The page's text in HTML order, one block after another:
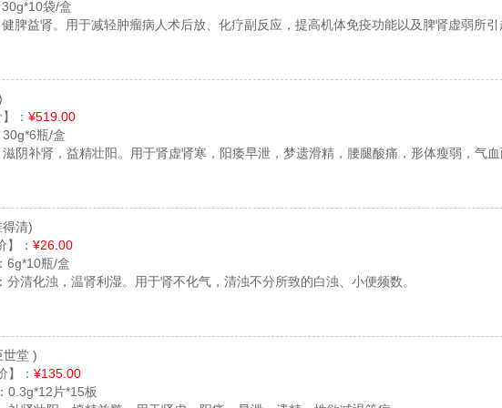
30g*10袋/盒
健脾益肾。用于减轻肿瘤病人术后放、化疗副反应，提高机体免疫功能以及脾肾虚弱所引
： ¥519.00
30g*6瓶/盒
滋阴补肾，益精壮阳。用于肾虚肾寒，阳痿早泄，梦遗滑精，腰腿酸痛，形体瘦弱，气血
得清)
】： ¥26.00
6g*10瓶/盒
分清化浊，温肾利湿。用于肾不化气，清浊不分所致的白浊、小便频数。
世堂 )
】： ¥135.00
0.3g*12片*15板